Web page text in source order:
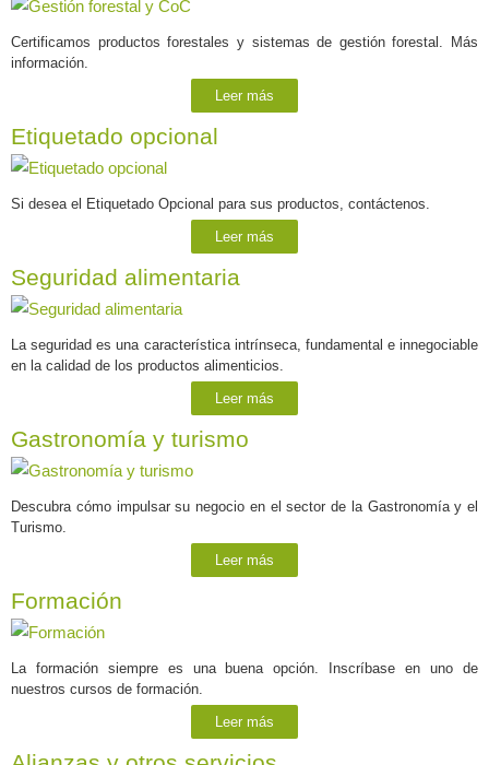
Certificamos productos forestales y sistemas de gestión forestal. Más
información.
Leer más
Etiquetado opcional
Si desea el Etiquetado Opcional para sus productos, contáctenos.
Leer más
Seguridad alimentaria
La seguridad es una característica intrínseca, fundamental e innegociable
en la calidad de los productos alimenticios.
Leer más
Gastronomía y turismo
Descubra cómo impulsar su negocio en el sector de la Gastronomía y el
Turismo.
Leer más
Formación
La formación siempre es una buena opción. Inscríbase en uno de
nuestros cursos de formación.
Leer más